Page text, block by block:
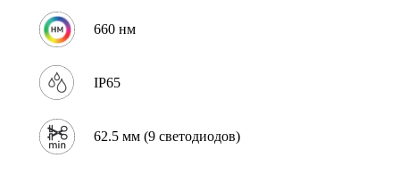
660 нм
IP65
62.5 мм (9 светодиодов)